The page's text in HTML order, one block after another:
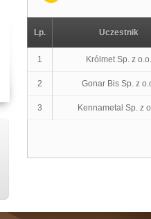
Lp. Uczestnik
1 Królmet Sp. z o.o.
2 Gonar Bis Sp. z
3 Kennametal Sp. z